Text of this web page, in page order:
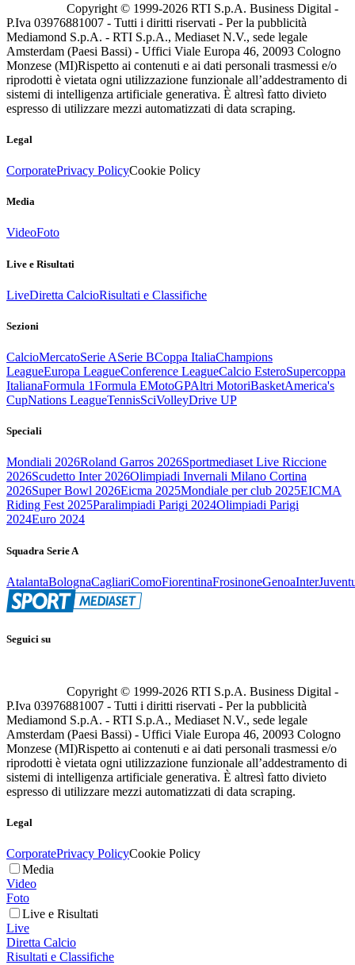
Copyright © 1999-2026 RTI S.p.A. Business Digital -
P.Iva 03976881007 - Tutti i diritti riservati - Per la pubblicità
Mediamond S.p.A. - RTI S.p.A., Mediaset N.V., sede legale
Amsterdam (Paesi Bassi) - Uffici Viale Europa 46, 20093 Cologno
Monzese (MI)Rispetto ai contenuti e ai dati personali trasmessi e/o
riprodotti è vietata ogni utilizzazione funzionale all’addestramento di
sistemi di intelligenza artificiale generativa. È altresì fatto divieto
espresso di utilizzare mezzi automatizzati di data scraping.
Legal
CorporatePrivacy PolicyCookie Policy
Media
VideoFoto
Live e Risultati
LiveDiretta CalcioRisultati e Classifiche
Sezioni
CalcioMercatoSerie ASerie BCoppa ItaliaChampions
LeagueEuropa LeagueConference LeagueCalcio EsteroSupercoppa
ItalianaFormula 1Formula EMotoGPAltri MotoriBasketAmerica's
CupNations LeagueTennisSciVolleyDrive UP
Speciali
Mondiali 2026Roland Garros 2026Sportmediaset Live Riccione
2026Scudetto Inter 2026Olimpiadi Invernali Milano Cortina
2026Super Bowl 2026Eicma 2025Mondiale per club 2025EICMA
Riding Fest 2025Paralimpiadi Parigi 2024Olimpiadi Parigi
2024Euro 2024
Squadra Serie A
AtalantaBolognaCagliariComoFiorentinaFrosinoneGenoaInter
Seguici su
Copyright © 1999-2026 RTI S.p.A. Business Digital -
P.Iva 03976881007 - Tutti i diritti riservati - Per la pubblicità
Mediamond S.p.A. - RTI S.p.A., Mediaset N.V., sede legale
Amsterdam (Paesi Bassi) - Uffici Viale Europa 46, 20093 Cologno
Monzese (MI)Rispetto ai contenuti e ai dati personali trasmessi e/o
riprodotti è vietata ogni utilizzazione funzionale all’addestramento di
sistemi di intelligenza artificiale generativa. È altresì fatto divieto
espresso di utilizzare mezzi automatizzati di data scraping.
Legal
CorporatePrivacy PolicyCookie Policy
Media
Video
Foto
Live e Risultati
Live
Diretta Calcio
Risultati e Classifiche